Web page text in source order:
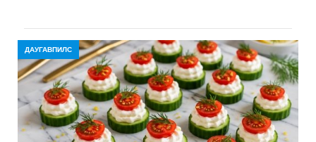
ДАУГАВПИЛС